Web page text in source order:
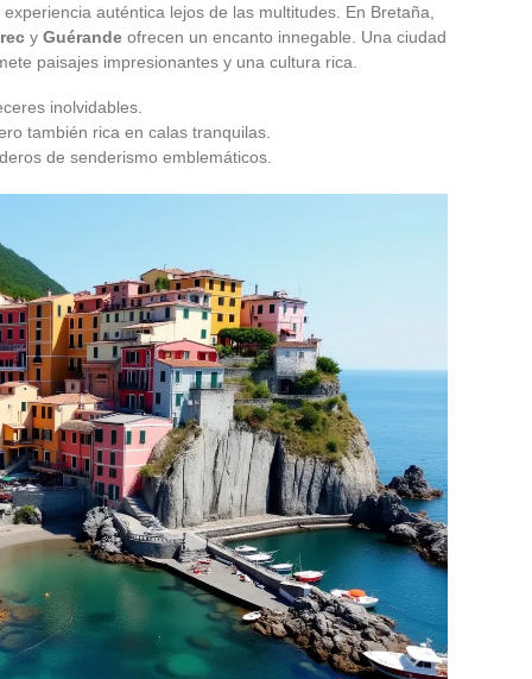
auténtica lejos de las multitudes. En Bretaña,
y Guérande ofrecen un encanto innegable. Una ciudad
paisajes impresionantes y una cultura rica.
inolvidables.
también rica en calas tranquilas.
de senderismo emblemáticos.